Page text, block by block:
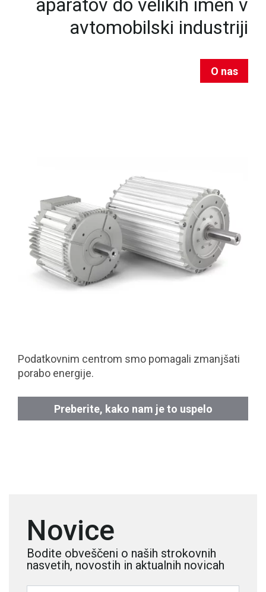
aparatov do velikih imen v
avtomobilski industriji
O nas
Podatkovnim centrom smo pomagali zmanjšati
porabo energije.
Preberite, kako nam je to uspelo
Novice
Bodite obveščeni o naših strokovnih
nasvetih, novostih in aktualnih novicah